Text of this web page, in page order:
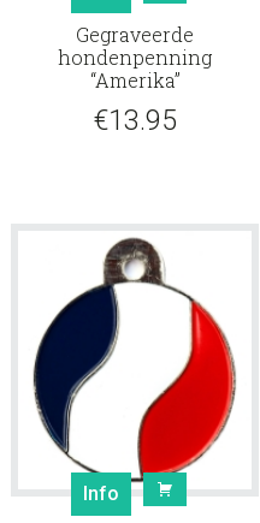
Gegraveerde
hondenpenning
“Amerika”
€13.95
Info